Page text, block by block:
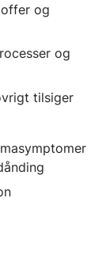
og
og
tilsiger